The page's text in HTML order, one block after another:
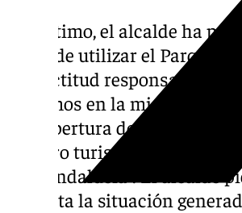
Por último, el alcalde ha
dejen de utilizar el Parque
una actitud responsable
rememos en la misma
la reapertura del que ha
nuestro turismo no sólo en
y en Andalucía”. El alcalde
lamenta la situación